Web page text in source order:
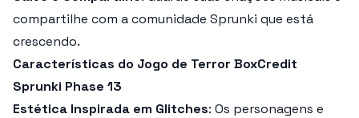
compartilhe com a comunidade Sprunki que está
crescendo.
Características do Jogo de Terror BoxCredit
Sprunki Phase 13
Estética Inspirada em Glitches: Os personagens e